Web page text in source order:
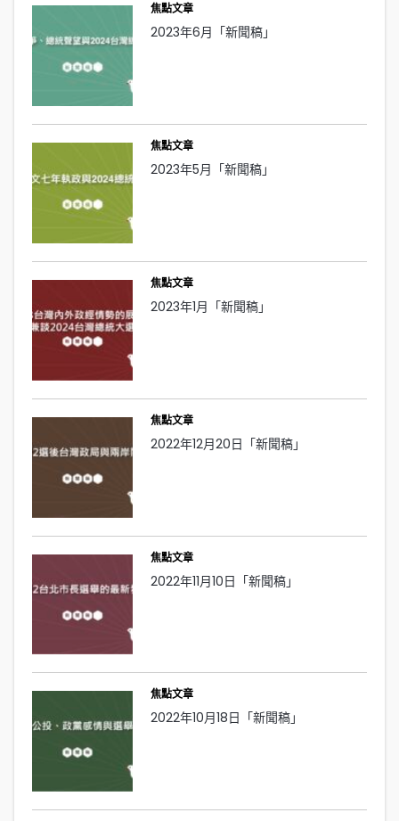
焦點文章
2023年6月「新聞稿」
焦點文章
2023年5月「新聞稿」
焦點文章
2023年1月「新聞稿」
焦點文章
2022年12月20日「新聞稿」
焦點文章
2022年11月10日「新聞稿」
焦點文章
2022年10月18日「新聞稿」